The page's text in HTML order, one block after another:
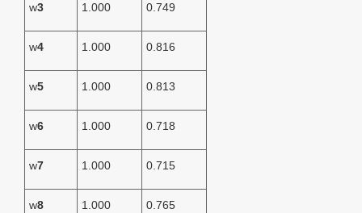
w3 1.000 0.749
w4 1.000 0.816
w5 1.000 0.813
w6 1.000 0.718
w7 1.000 0.715
w8 1.000 0.765